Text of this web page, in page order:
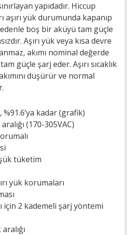
yapıdadır. Hiccup
aşırı yük durumunda kapanıp
boş bir aküyü tam güçle
Aşırı yük veya kısa devre
akımı nominal değerde
güçle şarj eder. Aşırı sıcaklık
düşürür ve normal
kadar (grafik)
(170-305VAC)
tüketim
yük korumaları
için 2 kademeli şarj yöntemi